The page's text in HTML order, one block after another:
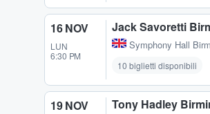
16 NOV
LUN
6:30 PM
Jack Savoretti
Symphony Hall
10 biglietti disponibili
19 NOV Tony Hadley